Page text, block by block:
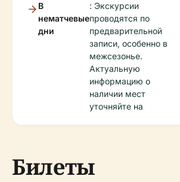
В
нематчевые
дни
: Экскурсии
проводятся по
предварительной
записи, особенно в
межсезонье.
Актуальную
информацию о
наличии мест
уточняйте на
Билеты